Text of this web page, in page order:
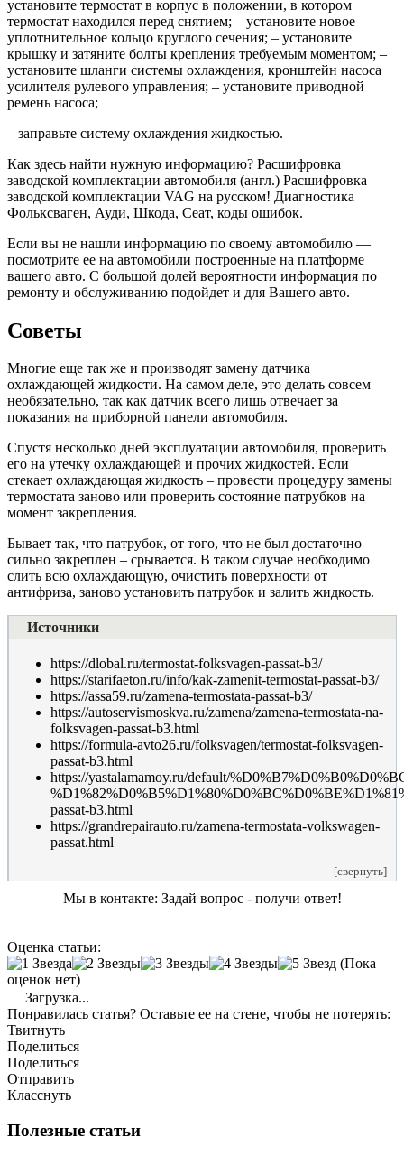
установите термостат в корпус в положении, в котором
термостат находился перед снятием; – установите новое
уплотнительное кольцо круглого сечения; – установите
крышку и затяните болты крепления требуемым моментом; –
установите шланги системы охлаждения, кронштейн насоса
усилителя рулевого управления; – установите приводной
ремень насоса;
– заправьте систему охлаждения жидкостью.
Как здесь найти нужную информацию? Расшифровка
заводской комплектации автомобиля (англ.) Расшифровка
заводской комплектации VAG на русском! Диагностика
Фольксваген, Ауди, Шкода, Сеат, коды ошибок.
Если вы не нашли информацию по своему автомобилю —
посмотрите ее на автомобили построенные на платформе
вашего авто. С большой долей вероятности информация по
ремонту и обслуживанию подойдет и для Вашего авто.
Советы
Многие еще так же и производят замену датчика
охлаждающей жидкости. На самом деле, это делать совсем
необязательно, так как датчик всего лишь отвечает за
показания на приборной панели автомобиля.
Спустя несколько дней эксплуатации автомобиля, проверить
его на утечку охлаждающей и прочих жидкостей. Если
стекает охлаждающая жидкость – провести процедуру замены
термостата заново или проверить состояние патрубков на
момент закрепления.
Бывает так, что патрубок, от того, что не был достаточно
сильно закреплен – срывается. В таком случае необходимо
слить всю охлаждающую, очистить поверхности от
антифриза, заново установить патрубок и залить жидкость.
Источники
https://dlobal.ru/termostat-folksvagen-passat-b3/
https://starifaeton.ru/info/kak-zamenit-termostat-passat-b3/
https://assa59.ru/zamena-termostata-passat-b3/
https://autoservismoskva.ru/zamena/zamena-termostata-na-
folksvagen-passat-b3.html
https://formula-avto26.ru/folksvagen/termostat-folksvagen-
passat-b3.html
https://yastalamamoy.ru/default/
passat-b3.html
https://grandrepairauto.ru/zamena-termostata-volkswagen-
passat.html
[свернуть]
Мы в контакте: Задай вопрос - получи ответ!
Оценка статьи:
(Пока
оценок нет)
Загрузка...
Понравилась статья? Оставьте ее на стене, чтобы не потерять:
Твитнуть
Поделиться
Поделиться
Отправить
Класснуть
Полезные статьи